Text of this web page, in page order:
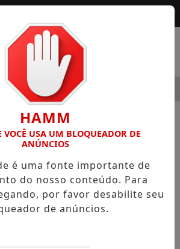
SAMARITANO HIGIENÓPOLIS
de falar com o
no amor ao
um ano e é chegado o
uma vez refletirmos
HAMM
VOCÊ USA UM BLOQUEADOR DE
ANÚNCIOS
é uma fonte importante de
do nosso conteúdo. Para
por favor desabilite seu
de anúncios.